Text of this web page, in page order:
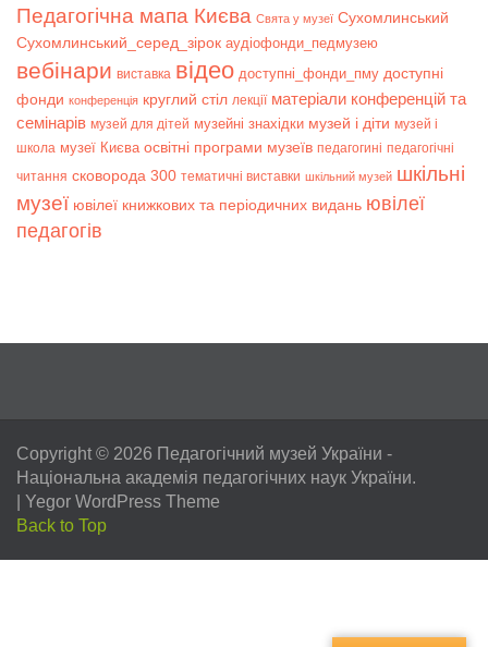
Педагогічна мапа Києва Свята у музеї Сухомлинський
Сухомлинський_серед_зірок аудіофонди_педмузею
вебінари виставка відео доступні_фонди_пму доступні
фонди конференція круглий стіл лекції матеріали конференцій та
семінарів музей для дітей музейні знахідки музей і діти музей і
школа музеї Києва освітні програми музеїв педагогині педагогічні
читання сковорода 300 тематичні виставки шкільний музей шкільні
музеї ювілеї книжкових та періодичних видань ювілеї
педагогів
Copyright © 2026 Педагогічний музей України -
Національна академія педагогічних наук України.
Yegor WordPress Theme
Back to Top